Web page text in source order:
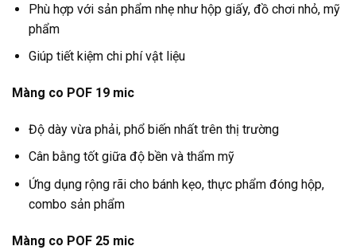
Phù hợp với sản phẩm nhẹ như hộp giấy, đồ chơi nhỏ, mỹ
phẩm
Giúp tiết kiệm chi phí vật liệu
Màng co POF 19 mic
Độ dày vừa phải, phổ biến nhất trên thị trường
Cân bằng tốt giữa độ bền và thẩm mỹ
Ứng dụng rộng rãi cho bánh kẹo, thực phẩm đóng hộp,
combo sản phẩm
Màng co POF 25 mic